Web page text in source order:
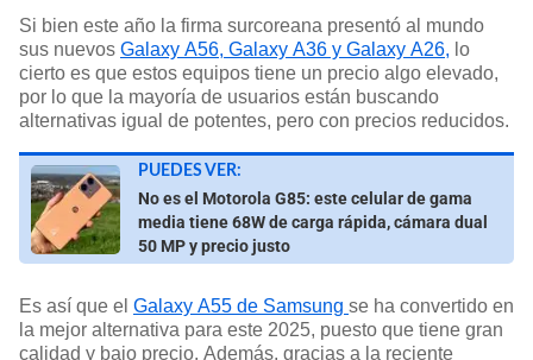
Si bien este año la firma surcoreana presentó al mundo
sus nuevos Galaxy A56, Galaxy A36 y Galaxy A26, lo
cierto es que estos equipos tiene un precio algo elevado,
por lo que la mayoría de usuarios están buscando
alternativas igual de potentes, pero con precios reducidos.
PUEDES VER:
No es el Motorola G85: este celular de gama
media tiene 68W de carga rápida, cámara dual
50 MP y precio justo
Es así que el Galaxy A55 de Samsung se ha convertido en
la mejor alternativa para este 2025, puesto que tiene gran
calidad y bajo precio. Además, gracias a la reciente